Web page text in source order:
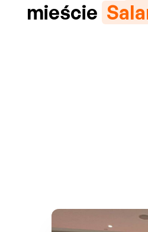
mieście